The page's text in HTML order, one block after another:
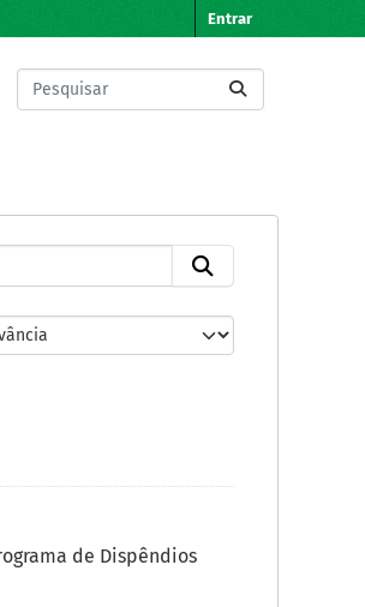
Entrar
de Dispêndios